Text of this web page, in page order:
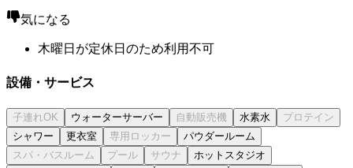
気になる
木曜日が定休日のため利用不可
設備・サービス
ウォーターサーバー
水素水
シャワー
更衣室
パウダールーム
ホットスタジオ